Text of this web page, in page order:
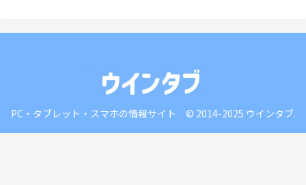
PC・タブレット・スマホの情報サイト © 2014-2025 ウインタブ.